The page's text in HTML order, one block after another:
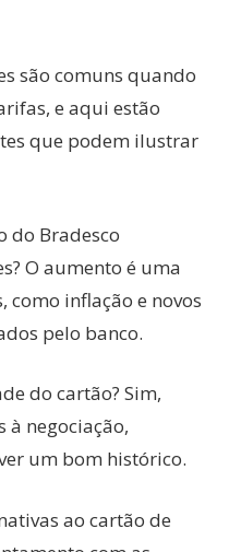
são comuns quando
e aqui estão
que podem ilustrar
do Bradesco
O aumento é uma
como inflação e novos
pelo banco.
do cartão? Sim,
à negociação,
um bom histórico.
ao cartão de